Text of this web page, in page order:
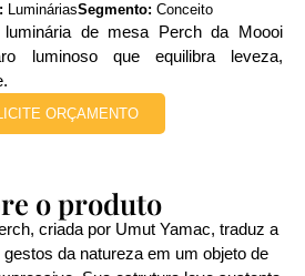
LumináriasSegmento: Conceito
de mesa Perch da Moooi
luminoso que equilibra leveza,
ORÇAMENTO
o produto
criada por Umut Yamac, traduz a
da natureza em um objeto de